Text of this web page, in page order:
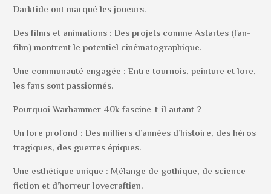
Darktide ont marqué les joueurs.
Des films et animations : Des projets comme Astartes (fan-
film) montrent le potentiel cinématographique.
Une communauté engagée : Entre tournois, peinture et lore,
les fans sont passionnés.
Pourquoi Warhammer 40k fascine-t-il autant ?
Un lore profond : Des milliers d’années d’histoire, des héros
tragiques, des guerres épiques.
Une esthétique unique : Mélange de gothique, de science-
fiction et d’horreur lovecraftien.